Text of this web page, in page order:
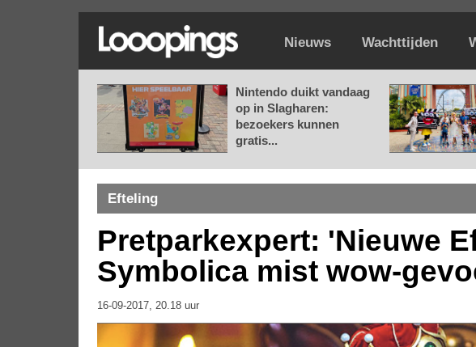
Nieuws Wachttijden
Nintendo duikt vandaag
op in Slagharen:
bezoekers kunnen
gratis...
Efteling
Pretparkexpert: 'Nieuwe
Symbolica mist wow-
16-09-2017, 20.18 uur